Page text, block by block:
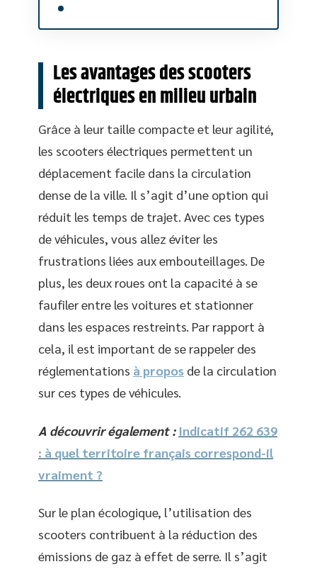
Les avantages des scooters
électriques en milieu urbain
Grâce à leur taille compacte et leur agilité,
les scooters électriques permettent un
déplacement facile dans la circulation
dense de la ville. Il s’agit d’une option qui
réduit les temps de trajet. Avec ces types
de véhicules, vous allez éviter les
frustrations liées aux embouteillages. De
plus, les deux roues ont la capacité à se
faufiler entre les voitures et stationner
dans les espaces restreints. Par rapport à
cela, il est important de se rappeler des
réglementations à propos de la circulation
sur ces types de véhicules.
A découvrir également : Indicatif 262 639
: à quel territoire français correspond-il
vraiment ?
Sur le plan écologique, l’utilisation des
scooters contribuent à la réduction des
émissions de gaz à effet de serre. Il s’agit